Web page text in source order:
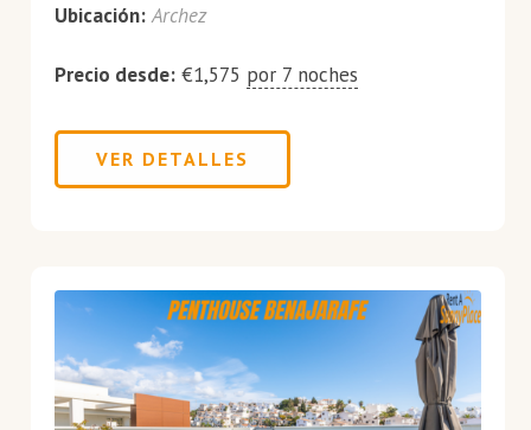
Ubicación: Archez
Precio desde: €1,575 por 7 noches
VER DETALLES